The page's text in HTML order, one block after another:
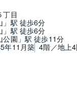
丁目
」駅 徒歩6分
」駅 徒歩6分
公園」駅 徒歩11分
年11月築 4階／地上